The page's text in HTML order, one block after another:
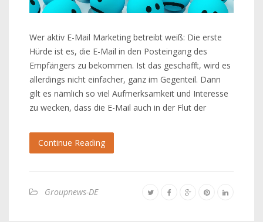
Wer aktiv E-Mail Marketing betreibt weiß: Die erste
Hürde ist es, die E-Mail in den Posteingang des
Empfängers zu bekommen. Ist das geschafft, wird es
allerdings nicht einfacher, ganz im Gegenteil. Dann
gilt es nämlich so viel Aufmerksamkeit und Interesse
zu wecken, dass die E-Mail auch in der Flut der
Continue Reading
Groupnews-DE